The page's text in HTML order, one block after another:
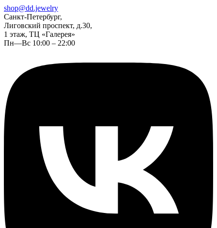
shop@dd.jewelry
Санкт-Петербург,
Лиговский проспект, д.30,
1 этаж, ТЦ «Галерея»
Пн—Вс 10:00 – 22:00